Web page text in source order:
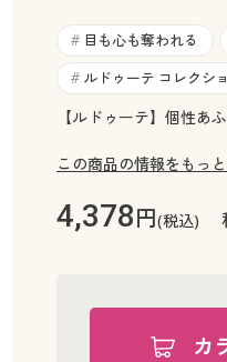
ファブリック
# 目も心も奪われる
# ルドゥーテ コレクシ
【ルドゥーテ】個性あ
この商品の情報をもっ
4,378円(税込)
カ